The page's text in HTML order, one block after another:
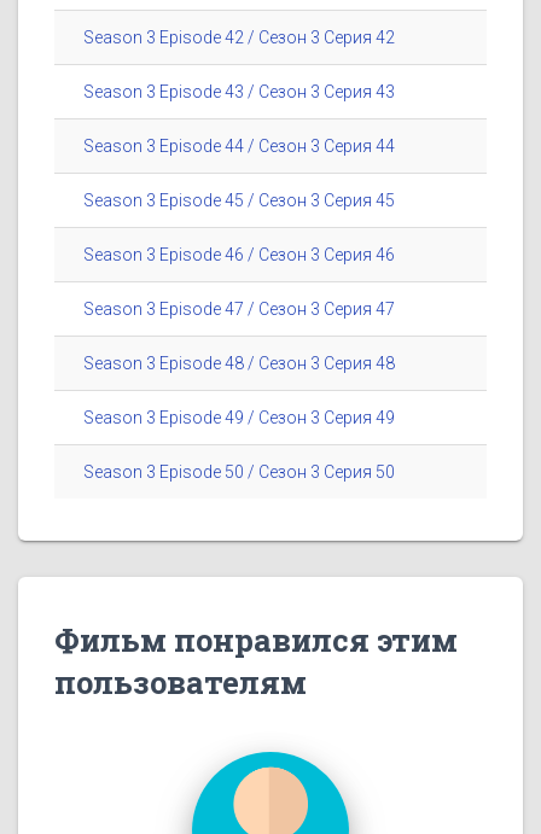
Season 3 Episode 42 / Сезон 3 Серия 42
Season 3 Episode 43 / Сезон 3 Серия 43
Season 3 Episode 44 / Сезон 3 Серия 44
Season 3 Episode 45 / Сезон 3 Серия 45
Season 3 Episode 46 / Сезон 3 Серия 46
Season 3 Episode 47 / Сезон 3 Серия 47
Season 3 Episode 48 / Сезон 3 Серия 48
Season 3 Episode 49 / Сезон 3 Серия 49
Season 3 Episode 50 / Сезон 3 Серия 50
Фильм понравился этим
пользователям